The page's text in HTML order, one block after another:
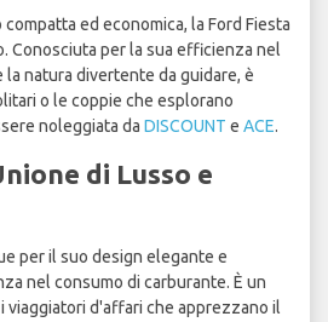
ed economica, la Ford Fiesta
Conosciuta per la sua efficienza nel
natura divertente da guidare, è
o le coppie che esplorano
noleggiata da DISCOUNT e ACE.
di Lusso e
per il suo design elegante e
nel consumo di carburante. È un
viaggiatori d'affari che apprezzano il